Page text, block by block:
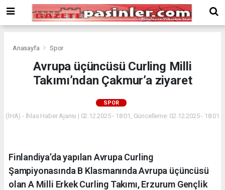
Bonusu
Veren
deneme
siteler
Veren
Anasayfa Spor
Avrupa üçüncüsü Curling Milli
Takımı’ndan Çakmur’a ziyaret
SPOR
(İHA) - İhlas Haber Ajansı | 02.12.2025 - 18:01, Güncelleme: 02.12.2025 - 18:01
Finlandiya’da yapılan Avrupa Curling
Şampiyonasında B Klasmanında Avrupa üçüncüsü
olan A Milli Erkek Curling Takımı, Erzurum Gençlik